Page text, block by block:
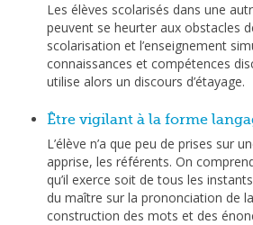
Les élèves scolarisés dans une
peuvent se heurter aux obstacles
scolarisation et l’enseignement
connaissances et compétences
utilise alors un discours d’étayage.
Être vigilant à la forme
L’élève n’a que peu de prises sur
apprise, les référents. On
qu’il exerce soit de tous les
du maître sur la prononciation de
construction des mots et des